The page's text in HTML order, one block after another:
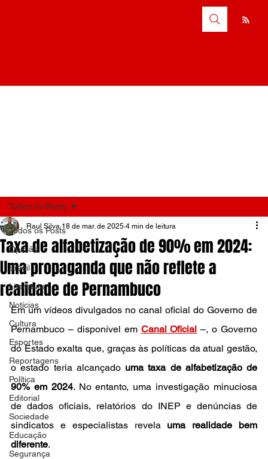
Todos os Posts
Opinião
Brasil
Literatura
Notícias
Cultura
Esportes
Reportagens
Política
Editorial
Sociedade
Educação
Segurança
Todos os Posts
Taxa de alfabetização de 90% em 2024:
Uma propaganda que não reflete a
realidade de Pernambuco
Raul Silva 18 de mar. de 2025 4 min de leitura
Em um vídeos divulgados no canal oficial do Governo de
Pernambuco – disponível em Canal Oficial –, o Governo
do Estado exalta que, graças às políticas da atual gestão,
o estado teria alcançado uma taxa de alfabetização de
90% em 2024. No entanto, uma investigação minuciosa
de dados oficiais, relatórios do INEP e denúncias de
sindicatos e especialistas revela uma realidade bem
diferente.